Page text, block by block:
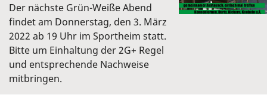
Der nächste Grün-Weiße Abend
findet am Donnerstag, den 3. März
2022 ab 19 Uhr im Sportheim statt.
Bitte um Einhaltung der 2G+ Regel
und entsprechende Nachweise
mitbringen.